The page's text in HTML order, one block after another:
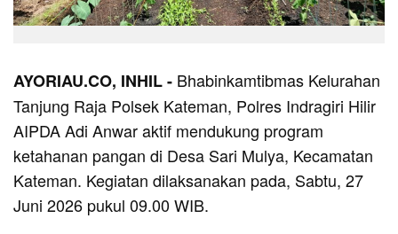
AYORIAU.CO, INHIL - Bhabinkamtibmas Kelurahan
Tanjung Raja Polsek Kateman, Polres Indragiri Hilir
AIPDA Adi Anwar aktif mendukung program
ketahanan pangan di Desa Sari Mulya, Kecamatan
Kateman. Kegiatan dilaksanakan pada, Sabtu, 27
Juni 2026 pukul 09.00 WIB.